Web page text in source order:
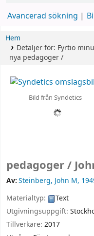
Avancerad sökning
Hem
Detaljer för: Fyrtio
nya pedagoger /
Bild från Syndetics
pedagoger /
Av:Steinberg, John M,
Materialtyp:
Text
Utgivningsuppgift:
Tillverkare: 2017